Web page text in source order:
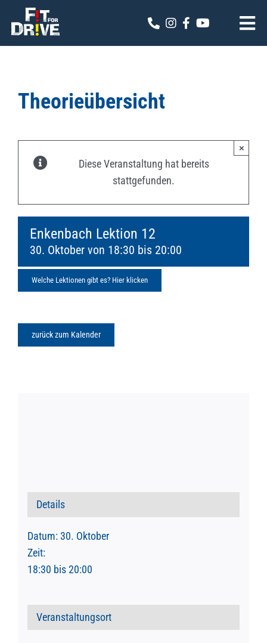
Inhalt
Theoriekalender
Theorieübersicht
Diese Veranstaltung hat bereits
stattgefunden.
×
Enkenbach Lektion 12
30. Oktober von 18:30 bis 20:00
Welche Lektionen gibt es? Hier klicken
zurück zum Kalender
Details
Datum: 30. Oktober
Zeit:
18:30 bis 20:00
Veranstaltungsort